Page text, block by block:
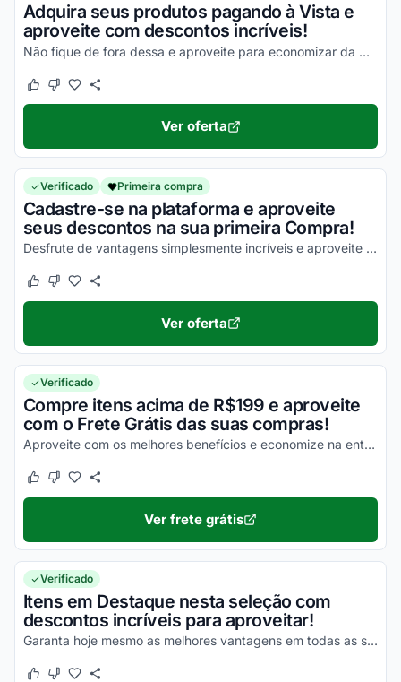
Adquira seus produtos pagando à Vista e
aproveite com descontos incríveis!
Não fique de fora dessa e aproveite para economizar da melhor maneira possível!
Este cupom funcionou
Este cupom não funcionou
Ver oferta
Verificado Primeira compra
Cadastre-se na plataforma e aproveite
seus descontos na sua primeira Compra!
Desfrute de vantagens simplesmente incríveis e aproveite com os melhores descontos!
Este cupom funcionou
Este cupom não funcionou
Ver oferta
Verificado
Compre itens acima de R$199 e aproveite
com o Frete Grátis das suas compras!
Aproveite com os melhores benefícios e economize na entrega de todos os seus produtos!
Este cupom funcionou
Este cupom não funcionou
Ver frete grátis
Verificado
Itens em Destaque nesta seleção com
descontos incríveis para aproveitar!
Garanta hoje mesmo as melhores vantagens em todas as suas compras e aproveite para economizar!